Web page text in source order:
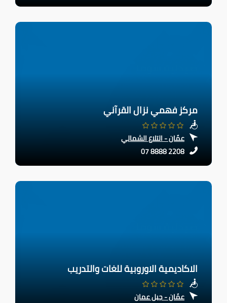
مركز فهمي نزال القرآني
عمّان - التلاع الشمالي
07 8888 2208
الاكاديمية الاوروبية للغات والتدريب
عمّان - جبل عمان